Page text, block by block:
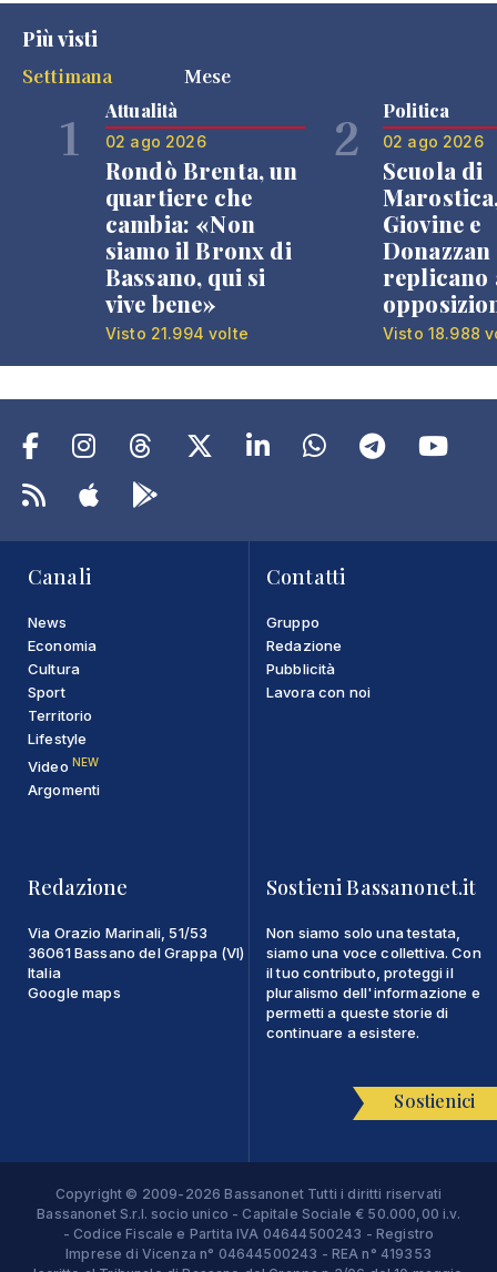
Più visti
Settimana
Mese
1 Attualità
02 ago 2026
Rondò Brenta, un
quartiere che
cambia: «Non
siamo il Bronx di
Bassano, qui si
vive bene»
Visto 21.994 volte
2 Politica
02 ago 2026
Scuola di
Giovine e
Donazzan
replicano
Visto 18.988
Canali
News
Economia
Cultura
Sport
Territorio
Lifestyle
Video NEW
Argomenti
Contatti
Gruppo
Redazione
Pubblicità
Lavora con noi
Redazione
Via Orazio Marinali, 51/53
36061 Bassano del Grappa (VI)
Italia
Google maps
Sostieni Bassanonet.it
Non siamo solo una testata,
siamo una voce collettiva. Con
il tuo contributo, proteggi il
pluralismo dell'informazione e
permetti a queste storie di
continuare a esistere.
Sostienici
Copyright © 2009-2026 Bassanonet Tutti i diritti riservati
Bassanonet S.r.l. socio unico - Capitale Sociale € 50.000,00 i.v.
- Codice Fiscale e Partita IVA 04644500243 - Registro
Imprese di Vicenza n° 04644500243 - REA n° 419353